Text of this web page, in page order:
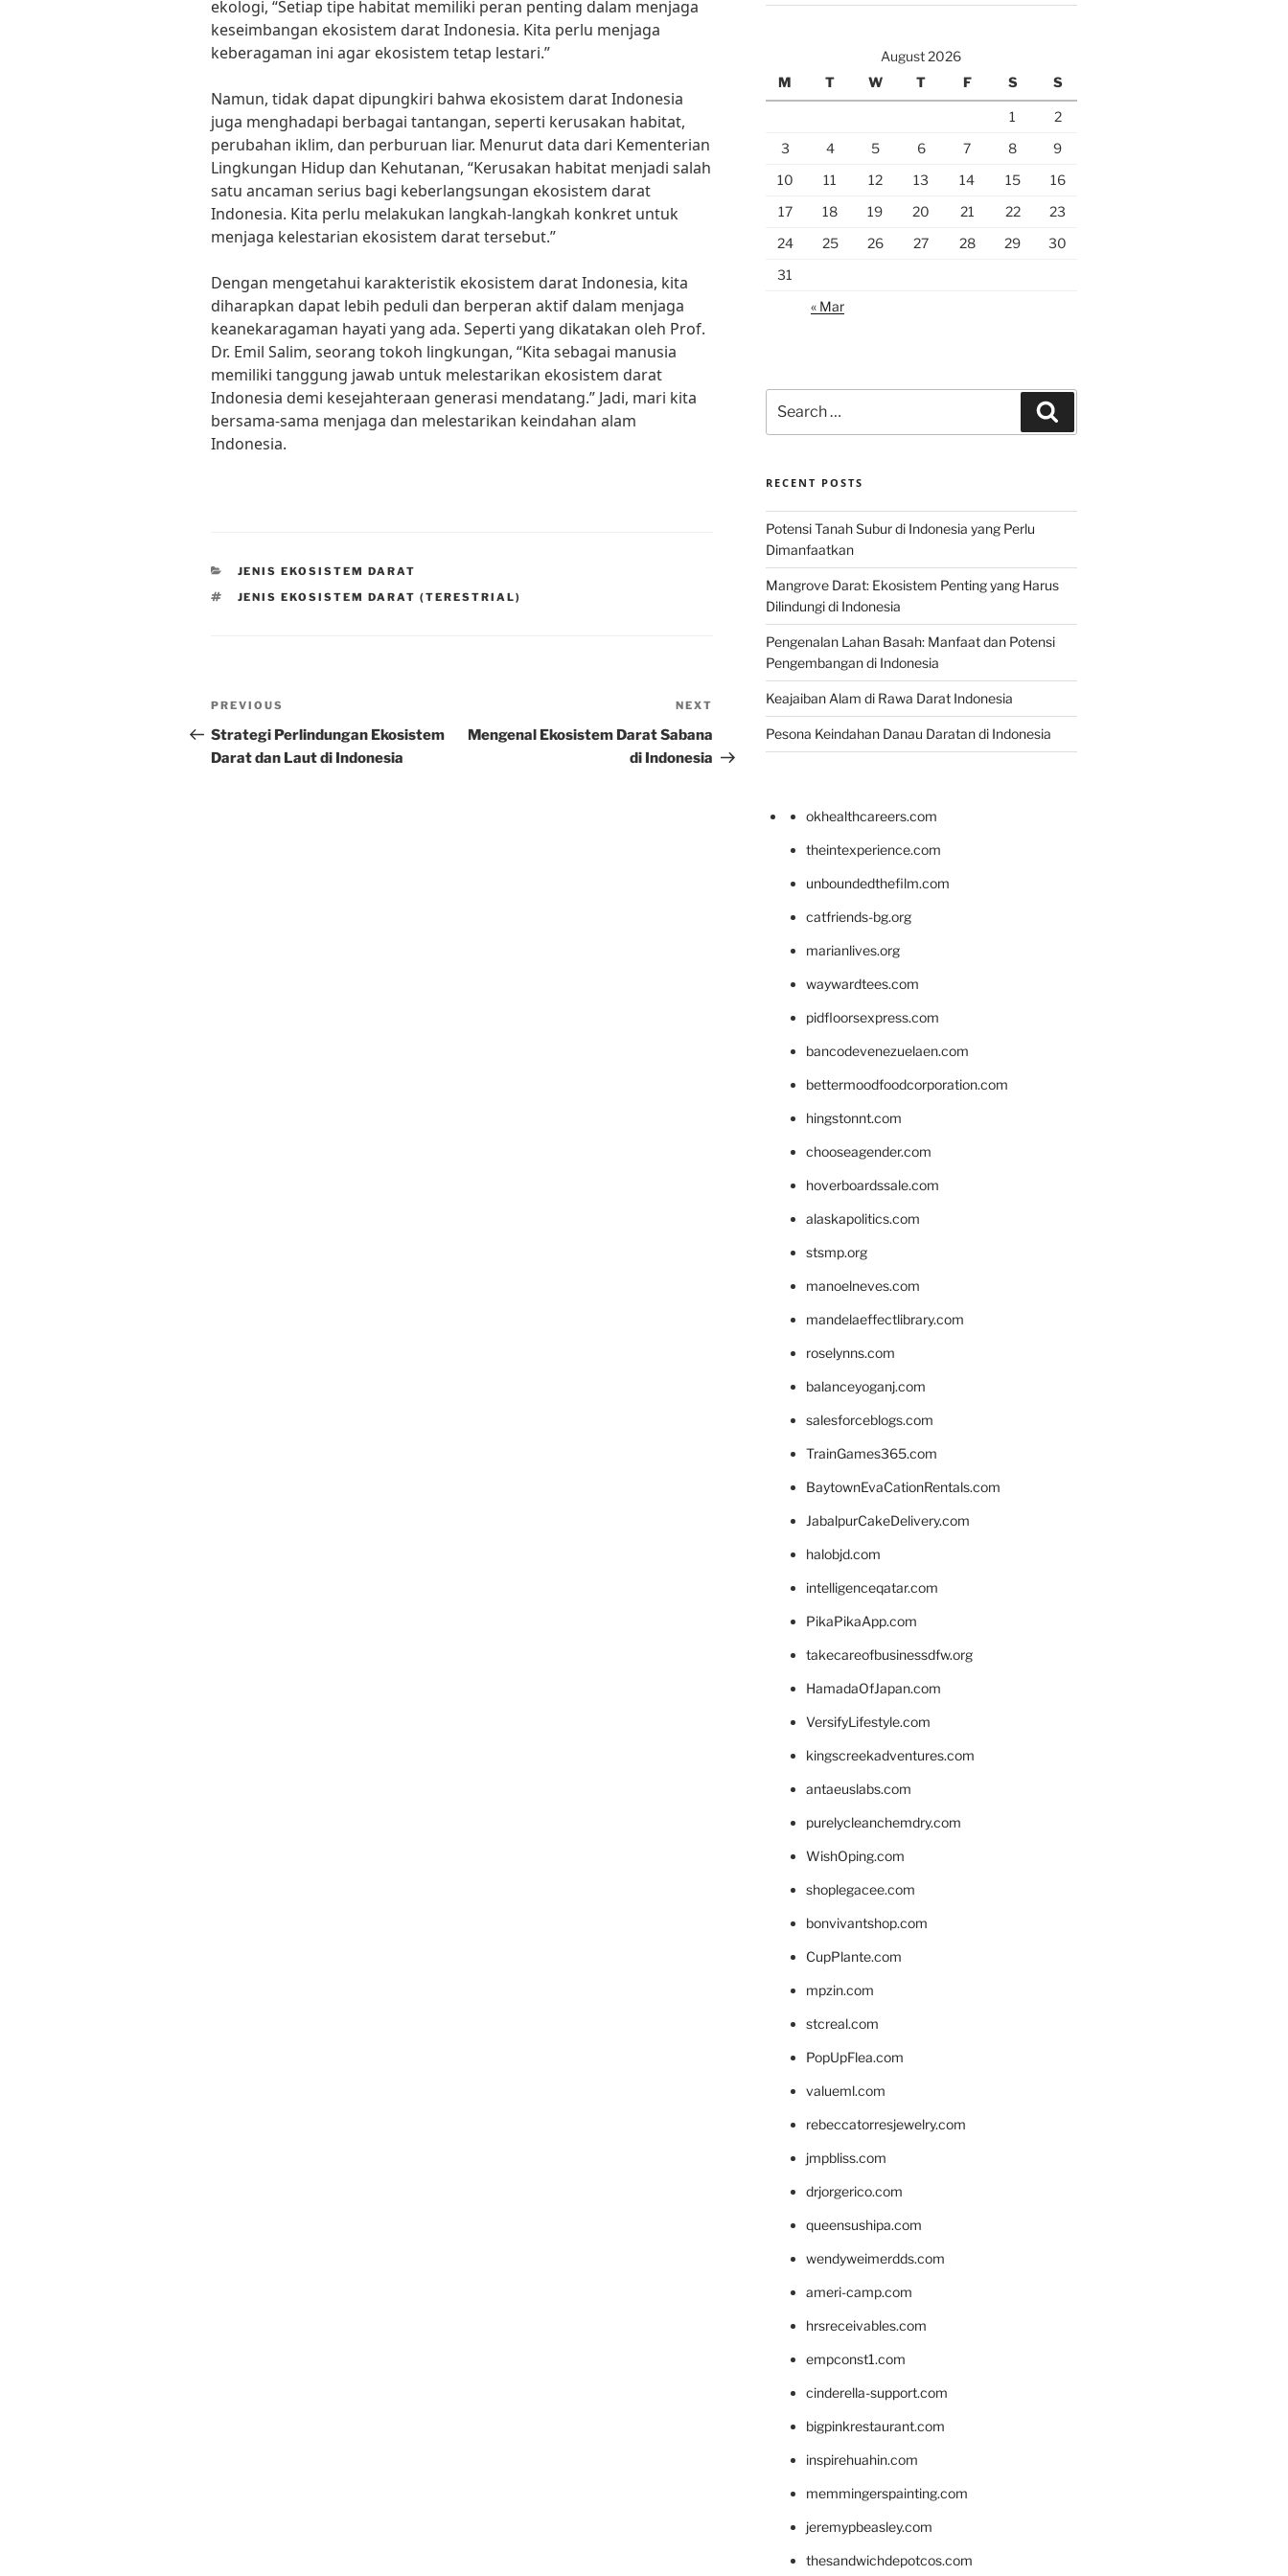
ekologi, “Setiap tipe habitat memiliki peran penting dalam menjaga
keseimbangan ekosistem darat Indonesia. Kita perlu menjaga
keberagaman ini agar ekosistem tetap lestari.”
Namun, tidak dapat dipungkiri bahwa ekosistem darat Indonesia
juga menghadapi berbagai tantangan, seperti kerusakan habitat,
perubahan iklim, dan perburuan liar. Menurut data dari Kementerian
Lingkungan Hidup dan Kehutanan, “Kerusakan habitat menjadi salah
satu ancaman serius bagi keberlangsungan ekosistem darat
Indonesia. Kita perlu melakukan langkah-langkah konkret untuk
menjaga kelestarian ekosistem darat tersebut.”
Dengan mengetahui karakteristik ekosistem darat Indonesia, kita
diharapkan dapat lebih peduli dan berperan aktif dalam menjaga
keanekaragaman hayati yang ada. Seperti yang dikatakan oleh Prof.
Dr. Emil Salim, seorang tokoh lingkungan, “Kita sebagai manusia
memiliki tanggung jawab untuk melestarikan ekosistem darat
Indonesia demi kesejahteraan generasi mendatang.” Jadi, mari kita
bersama-sama menjaga dan melestarikan keindahan alam
Indonesia.
CATEGORIES
JENIS EKOSISTEM DARAT
TAGS
JENIS EKOSISTEM DARAT (TERESTRIAL)
Post
navigation
Previous
Post
PREVIOUS
Strategi Perlindungan Ekosistem
Darat dan Laut di Indonesia
NEXT
Mengenal Ekosistem Darat Sabana
di Indonesia
August 2026
M
T W T F S S
1
2
3
4 5 6 7 8
9
10
11 12 13 14 15
16
17
18 19 20 21 22
23
24
25 26 27 28 29
30
31
« Mar
for:
RECENT POSTS
Potensi Tanah Subur di Indonesia yang Perlu
Dimanfaatkan
Mangrove Darat: Ekosistem Penting yang Harus
Dilindungi di Indonesia
Pengenalan Lahan Basah: Manfaat dan Potensi
Pengembangan di Indonesia
Keajaiban Alam di Rawa Darat Indonesia
Pesona Keindahan Danau Daratan di Indonesia
okhealthcareers.com
theintexperience.com
unboundedthefilm.com
catfriends-bg.org
marianlives.org
waywardtees.com
pidfloorsexpress.com
bancodevenezuelaen.com
bettermoodfoodcorporation.com
hingstonnt.com
chooseagender.com
hoverboardssale.com
alaskapolitics.com
stsmp.org
manoelneves.com
mandelaeffectlibrary.com
roselynns.com
balanceyoganj.com
salesforceblogs.com
TrainGames365.com
BaytownEvaCationRentals.com
JabalpurCakeDelivery.com
halobjd.com
intelligenceqatar.com
PikaPikaApp.com
takecareofbusinessdfw.org
HamadaOfJapan.com
VersifyLifestyle.com
kingscreekadventures.com
antaeuslabs.com
purelycleanchemdry.com
WishOping.com
shoplegacee.com
bonvivantshop.com
CupPlante.com
mpzin.com
stcreal.com
PopUpFlea.com
valueml.com
rebeccatorresjewelry.com
jmpbliss.com
drjorgerico.com
queensushipa.com
wendyweimerdds.com
ameri-camp.com
hrsreceivables.com
empconst1.com
cinderella-support.com
bigpinkrestaurant.com
inspirehuahin.com
memmingerspainting.com
jeremypbeasley.com
thesandwichdepotcos.com